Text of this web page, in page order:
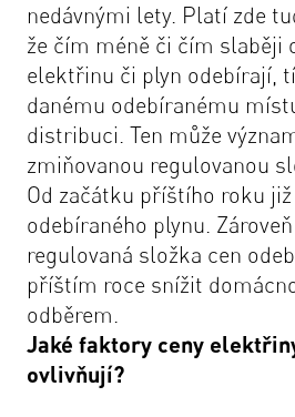
nedávnými lety. Platí zde
že čím méně či čím slaběji
elektřinu či plyn odebírají,
danému odebíranému
distribuci. Ten může
zmiňovanou regulovanou
Od začátku příštího roku
odebíraného plynu.
regulovaná složka cen
příštím roce snížit
odběrem.
Jaké faktory ceny
ovlivňují?